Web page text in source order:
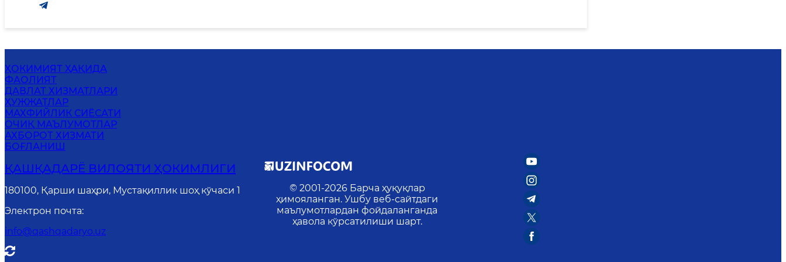
ҲОКИМИЯТ ҲАҚИДА
ФАОЛИЯТ
ДАВЛАТ ХИЗМАТЛАРИ
ҲУЖЖАТЛАР
MАХФИЙЛИК СИЁСАТИ
ОЧИҚ МАЪЛУМОТЛАР
АХБОРОТ ХИЗМАТИ
БОҒЛАНИШ
ҚАШҚАДАРЁ ВИЛОЯТИ ҲОКИМЛИГИ
180100, Қарши шаҳри, Мустақиллик шоҳ кўчаси 1
Электрон почта:
info@qashqadaryo.uz
© 2001-2026 Барча ҳуқуқлар
ҳимояланган. Ушбу веб-сайтдаги
маълумотлардан фойдаланганда
ҳавола кўрсатилиши шарт.